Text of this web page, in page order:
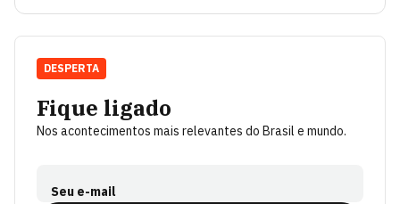
Fique ligado
Nos acontecimentos mais relevantes do Brasil e mundo.
Seu e-mail
DESPERTA